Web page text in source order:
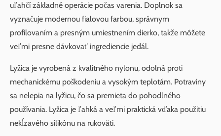
uľahčí základné operácie počas varenia. Doplnok sa
vyznačuje modernou fialovou farbou, správnym
profilovaním a presným umiestnením dierko, takže môžete
veľmi presne dávkovať ingrediencie jedál.
Lyžica je vyrobená z kvalitného nylonu, odolná proti
mechanickému poškodeniu a vysokým teplotám. Potraviny
sa nelepia na lyžicu, čo sa premieta do pohodlného
používania. Lyžica je ľahká a veľmi praktická vďaka použitiu
nekĺzavého silikónu na rukoväti.